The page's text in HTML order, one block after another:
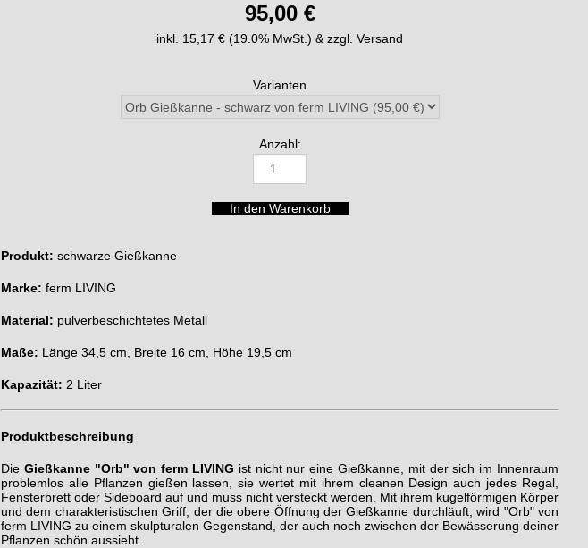
95,00 €
inkl. 15,17 € (19.0% MwSt.) & zzgl. Versand
Varianten
Anzahl:
Produkt: schwarze Gießkanne
Marke: ferm LIVING
Material: pulverbeschichtetes Metall
Maße: Länge 34,5 cm, Breite 16 cm, Höhe 19,5 cm
Kapazität: 2 Liter
Produktbeschreibung
Die Gießkanne "Orb" von ferm LIVING ist nicht nur eine Gießkanne, mit der sich im Innenraum
problemlos alle Pflanzen gießen lassen, sie wertet mit ihrem cleanen Design auch jedes Regal,
Fensterbrett oder Sideboard auf und muss nicht versteckt werden. Mit ihrem kugelförmigen Körper
und dem charakteristischen Griff, der die obere Öffnung der Gießkanne durchläuft, wird "Orb" von
ferm LIVING zu einem skulpturalen Gegenstand, der auch noch zwischen der Bewässerung deiner
Pflanzen schön aussieht.